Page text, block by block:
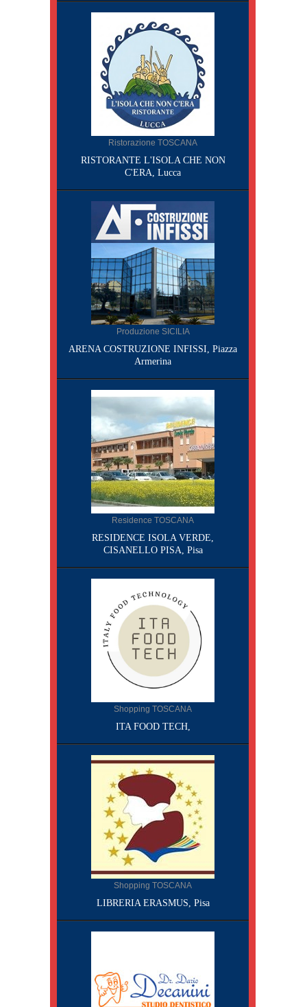
Ristorazione TOSCANA
RISTORANTE L'ISOLA CHE NON
C'ERA, Lucca
Produzione SICILIA
ARENA COSTRUZIONE INFISSI, Piazza
Armerina
Residence TOSCANA
RESIDENCE ISOLA VERDE,
CISANELLO PISA, Pisa
Shopping TOSCANA
ITA FOOD TECH,
Shopping TOSCANA
LIBRERIA ERASMUS, Pisa